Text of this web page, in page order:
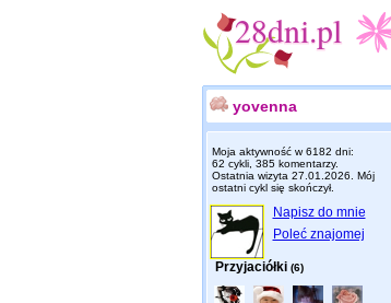
yovenna
Moja aktywność w 6182 dni:
62 cykli, 385 komentarzy.
Ostatnia wizyta 27.01.2026 . Mój
ostatni cykl się skończył.
Napisz do mnie
Poleć znajomej
Przyjaciółki (6)